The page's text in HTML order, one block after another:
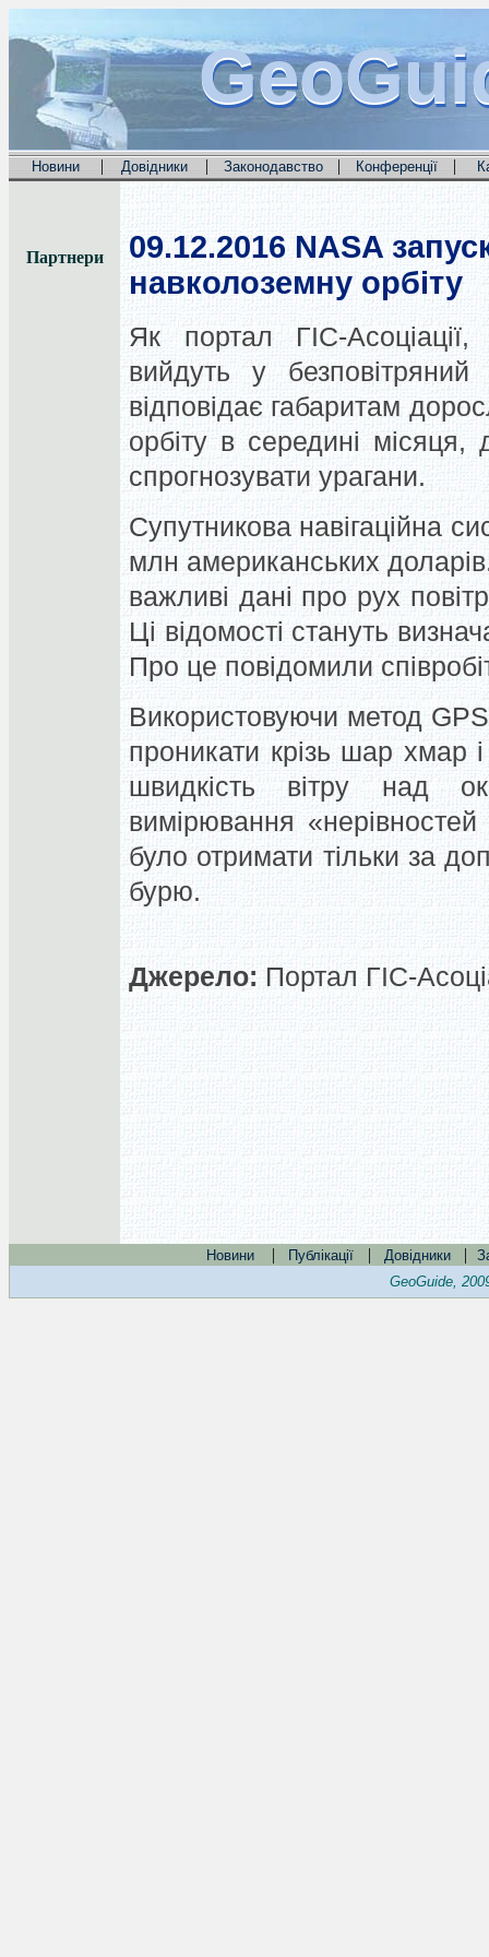
Новини | Довідники | Законодавство | Конференції |
Партнери 09.12.2016 NASA
навколоземну орбіту
Як портал ГІС-Асоціації,
вийдуть у
відповідає габаритам
орбіту в середині
спрогнозувати урагани.
Супутникова навігаційна
млн американських
важливі дані про рух
Ці відомості стануть
Про це повідомили
Використовуючи метод
проникати крізь шар хмар
швидкість вітру над
вимірювання
було отримати тільки за
бурю.
Джерело: Портал ГІС-
Новини | Публікації | Довідники |
GeoGuide,